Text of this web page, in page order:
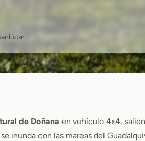
de Doñana en vehículo 4x4,
inunda con las mareas del